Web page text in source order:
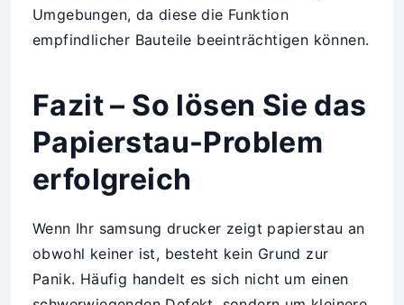
Umgebungen, da diese die Funktion
empfindlicher Bauteile beeinträchtigen können.
Fazit – So lösen Sie das
Papierstau-Problem
erfolgreich
Wenn Ihr samsung drucker zeigt papierstau an
obwohl keiner ist, besteht kein Grund zur
Panik. Häufig handelt es sich nicht um einen